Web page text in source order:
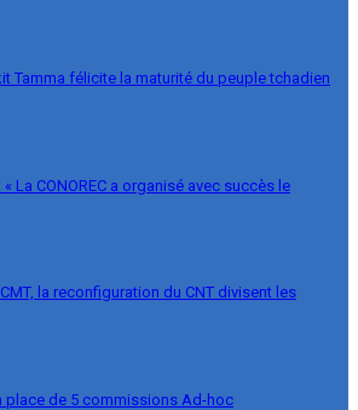
Tamma félicite la maturité du peuple tchadien
La CONOREC a organisé avec succès le
la reconfiguration du CNT divisent les
place de 5 commissions Ad-hoc